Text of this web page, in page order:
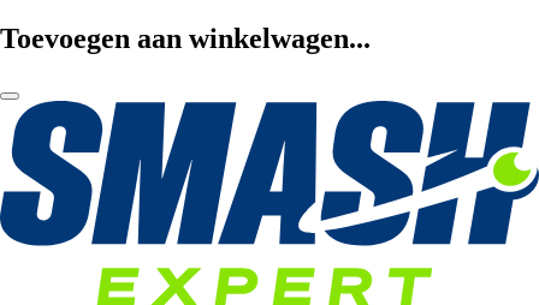
Toevoegen aan winkelwagen...